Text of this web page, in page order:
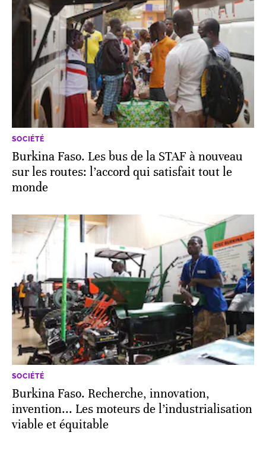
SOCIÉTÉ
Burkina Faso. Les bus de la STAF à nouveau
sur les routes: l’accord qui satisfait tout le
monde
SOCIÉTÉ
Burkina Faso. Recherche, innovation,
invention... Les moteurs de l’industrialisation
viable et équitable